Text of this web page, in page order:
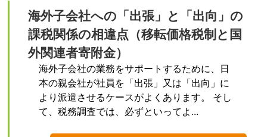
海外子会社への「出張」と「出向」の
課税関係の相違点（移転価格税制と国
外関連者寄附金）
海外子会社の業務をサポートするために、日
本の親会社が社員を「出張」又は「出向」に
より派遣させるケースがよくあります。 そし
て、税務調査では、必ずといってよ...